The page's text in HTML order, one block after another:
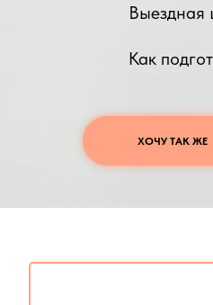
Выездная
Как
ХОЧУ ТАК ЖЕ